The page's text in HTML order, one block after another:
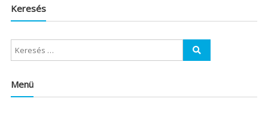
Keresés
Menü